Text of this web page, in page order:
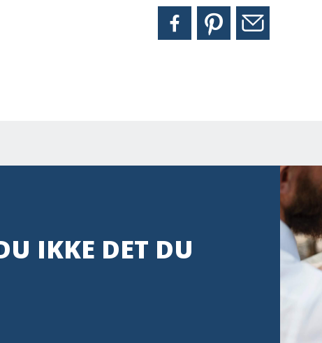
IKKE DET DU